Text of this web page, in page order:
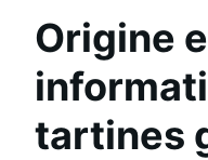
Origine
tartines